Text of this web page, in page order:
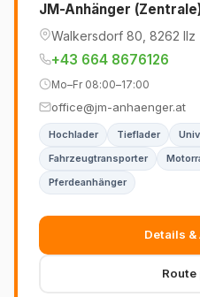
JM-Anhänger
Walkersdorf 80, 8262 Ilz
+43 664 8676126
Mo–Fr 08:00–17:00
office@jm-anhaenger.at
Hochlader Tieflader
Fahrzeugtransporter
Pferdeanhänger
Details &
Route